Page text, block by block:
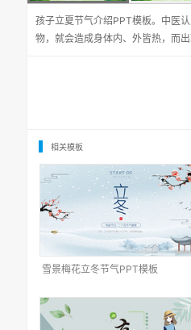
孩子立夏节气介绍PPT模板。中医
物，就会造成身体内、外皆热，而
相关模板
雪景梅花立冬节气PPT模板